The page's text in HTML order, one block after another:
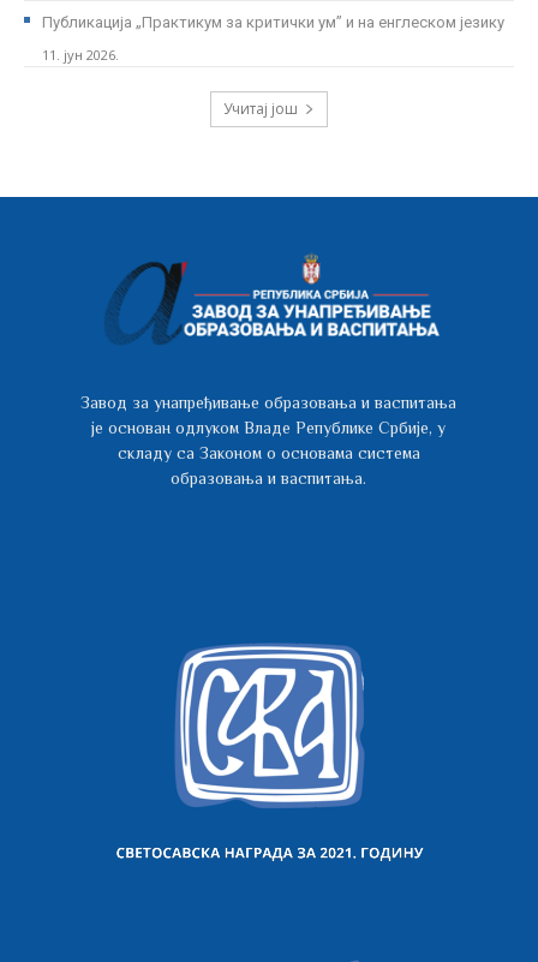
Публикација „Практикум за критички ум” и на енглеском језику
11. јун 2026.
Учитај још
Завод за унапређивање образовања и васпитања
је основан одлуком Владе Републике Србије, у
складу са Законом о основама система
образовања и васпитања.